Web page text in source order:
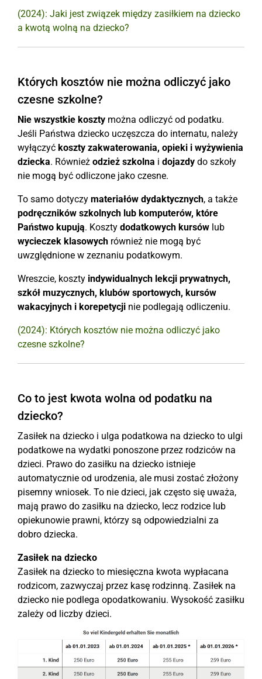
(2024): Jaki jest związek między zasiłkiem na dziecko
a kwotą wolną na dziecko?
Których kosztów nie można odliczyć jako
czesne szkolne?
Nie wszystkie koszty można odliczyć od podatku.
Jeśli Państwa dziecko uczęszcza do internatu, należy
wyłączyć koszty zakwaterowania, opieki i wyżywienia
dziecka. Również odzież szkolna i dojazdy do szkoły
nie mogą być odliczone jako czesne.
To samo dotyczy materiałów dydaktycznych, a także
podręczników szkolnych lub komputerów, które
Państwo kupują. Koszty dodatkowych kursów lub
wycieczek klasowych również nie mogą być
uwzględnione w zeznaniu podatkowym.
Wreszcie, koszty indywidualnych lekcji prywatnych,
szkół muzycznych, klubów sportowych, kursów
wakacyjnych i korepetycji nie podlegają odliczeniu.
(2024): Których kosztów nie można odliczyć jako
czesne szkolne?
Co to jest kwota wolna od podatku na
dziecko?
Zasiłek na dziecko i ulga podatkowa na dziecko to ulgi
podatkowe na wydatki ponoszone przez rodziców na
dzieci. Prawo do zasiłku na dziecko istnieje
automatycznie od urodzenia, ale musi zostać złożony
pisemny wniosek. To nie dzieci, jak często się uważa,
mają prawo do zasiłku na dziecko, lecz rodzice lub
opiekunowie prawni, którzy są odpowiedzialni za
dobro dziecka.
Zasiłek na dziecko
Zasiłek na dziecko to miesięczna kwota wypłacana
rodzicom, zazwyczaj przez kasę rodzinną. Zasiłek na
dziecko nie podlega opodatkowaniu. Wysokość zasiłku
zależy od liczby dzieci.